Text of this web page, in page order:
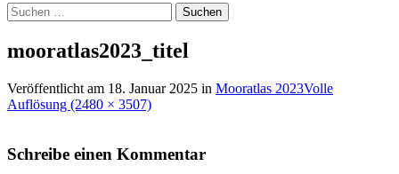
Suchen
nach:
mooratlas2023_titel
Veröffentlicht am 18. Januar 2025 in Mooratlas 2023Volle
Auflösung (2480 × 3507)
Schreibe einen Kommentar